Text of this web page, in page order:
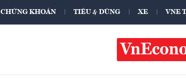
CHỨNG KHOÁN TIÊU & DÙNG XE VNE